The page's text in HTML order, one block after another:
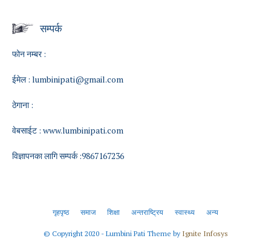
सम्पर्क
फोन नम्बर :
ईमेल : lumbinipati@gmail.com
ठेगाना :
वेबसाईट : www.lumbinipati.com
विज्ञापनका लागि सम्पर्क :9867167236
गृहपृष्ठ समाज शिक्षा अन्तराष्ट्रिय स्वास्थ्य अन्य
© Copyright 2020 - Lumbini Pati Theme by Ignite Infosys